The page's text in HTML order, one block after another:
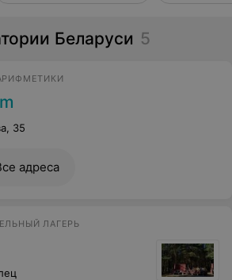
Беларуси 5
35
адреса
ЛАГЕРЬ